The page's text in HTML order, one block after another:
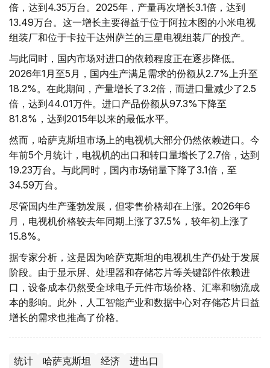
倍，达到4.35万台。2025年，产量再次增长3.1倍，达到
13.49万台。这一增长主要得益于位于阿拉木图的小米电视
组装厂和位于卡拉干达州萨兰的三星电视组装厂的投产。
与此同时，国内市场对进口的依赖程度正在逐步降低。
2026年1月至5月，国内生产满足需求的份额从2.7%上升至
18.2%。在此期间，产量增长了3.2倍，而进口量减少了2.5
倍，达到44.01万件。进口产品份额从97.3%下降至
81.8%，达到2015年以来的最低水平。
然而，哈萨克斯坦市场上的电视机大部分仍然依赖进口。今
年前5个月统计，电视机的出口和转口量增长了2.7倍，达到
19.23万台。与此同时，国内市场销量下降了3.1倍，至
34.59万台。
尽管国内生产蓬勃发展，但零售价格却在上涨。2026年6
月，电视机价格较去年同期上涨了37.5%，较年初上涨了
15.8%。
据专家分析，这是因为哈萨克斯坦的电视机生产仍处于发展
阶段。由于显示屏、处理器和存储芯片等关键部件依赖进
口，设备成本仍然受全球电子元件市场价格、汇率和物流成
本的影响。此外，人工智能产业和数据中心对存储芯片日益
增长的需求也推高了价格。
统计 哈萨克斯坦 经济 进出口